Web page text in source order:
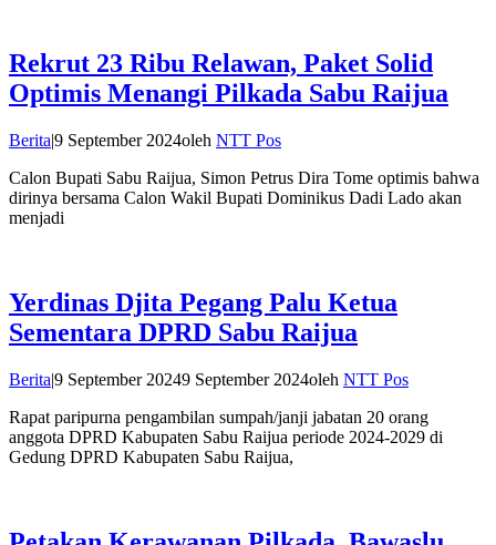
Rekrut 23 Ribu Relawan, Paket Solid
Optimis Menangi Pilkada Sabu Raijua
Berita|9 September 2024oleh NTT Pos
Calon Bupati Sabu Raijua, Simon Petrus Dira Tome optimis bahwa
dirinya bersama Calon Wakil Bupati Dominikus Dadi Lado akan
menjadi
Yerdinas Djita Pegang Palu Ketua
Sementara DPRD Sabu Raijua
Berita|9 September 20249 September 2024oleh NTT Pos
Rapat paripurna pengambilan sumpah/janji jabatan 20 orang
anggota DPRD Kabupaten Sabu Raijua periode 2024-2029 di
Gedung DPRD Kabupaten Sabu Raijua,